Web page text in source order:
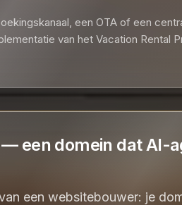
een OTA of een
van het Vacation Rental
een domein dat AI-
een websitebouwer: je